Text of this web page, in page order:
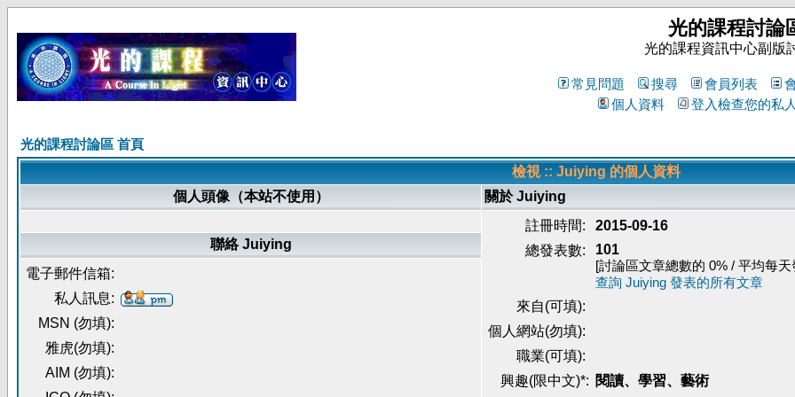
光的課程討論
光的課程資訊中心副版
常見問題 搜尋 會員列表
個人資料
登入檢查您的私
光的課程討論區 首頁
檢視 :: Juiying 的個人資料
個人頭像（本站不使用）
關於 Juiying
註冊時間:
2015-09-16
總發表數:
101
[討論區文章總數的 0% / 平均每天
查詢 Juiying 發表的所有文章
來自(可填):
個人網站(勿填):
職業(可填):
興趣(限中文)*: 閱讀、學習、藝術
聯絡 Juiying
電子郵件信箱:
私人訊息:
MSN (勿填):
雅虎(勿填):
AIM (勿填):